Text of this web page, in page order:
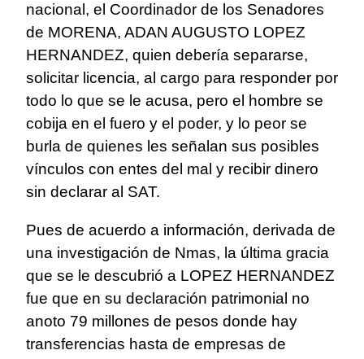
nacional, el Coordinador de los Senadores
de MORENA, ADAN AUGUSTO LOPEZ
HERNANDEZ, quien debería separarse,
solicitar licencia, al cargo para responder por
todo lo que se le acusa, pero el hombre se
cobija en el fuero y el poder, y lo peor se
burla de quienes les señalan sus posibles
vínculos con entes del mal y recibir dinero
sin declarar al SAT.
Pues de acuerdo a información, derivada de
una investigación de Nmas, la última gracia
que se le descubrió a LOPEZ HERNANDEZ
fue que en su declaración patrimonial no
anoto 79 millones de pesos donde hay
transferencias hasta de empresas de